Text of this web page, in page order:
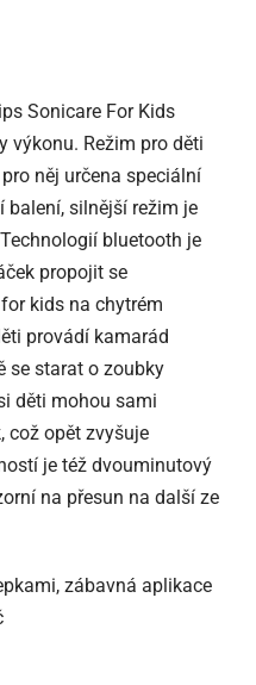
Sonicare For Kids
výkonu. Režim pro děti
něj určena speciální
balení, silnější režim je
bluetooth je
propojit se
kids na chytrém
provádí kamarád
se starat o zoubky
děti mohou sami
což opět zvyšuje
je též dvouminutový
na přesun na další ze
zábavná aplikace